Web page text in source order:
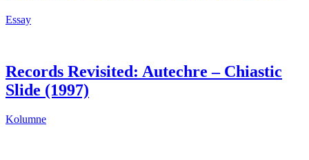
Essay
Records Revisited: Autechre – Chiastic
Slide (1997)
Kolumne